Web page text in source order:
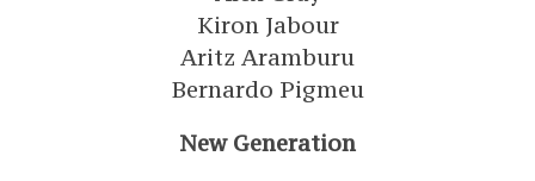
Kiron Jabour
Aritz Aramburu
Bernardo Pigmeu
New Generation